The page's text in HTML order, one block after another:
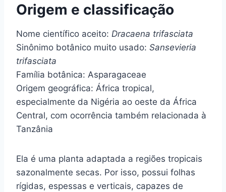
Origem e classificação
Nome científico aceito: Dracaena trifasciata
Sinônimo botânico muito usado: Sansevieria
trifasciata
Família botânica: Asparagaceae
Origem geográfica: África tropical,
especialmente da Nigéria ao oeste da África
Central, com ocorrência também relacionada à
Tanzânia
Ela é uma planta adaptada a regiões tropicais
sazonalmente secas. Por isso, possui folhas
rígidas, espessas e verticais, capazes de